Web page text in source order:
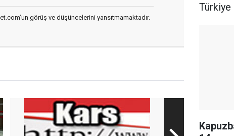
görüş ve düşüncelerini yansıtmamaktadır.
Türkiye